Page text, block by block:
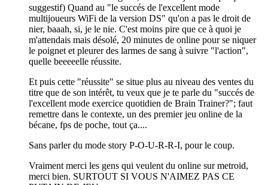
suggestif) Quand au "le succés de l'excellent mode
multijoueurs WiFi de la version DS" qu'on a pas le droit de
nier, baaah, si, je le nie. C'est moins pire que ce à quoi je
m'attendais mais désolé, 20 minutes de online pour se niquer
le poignet et pleurer des larmes de sang à suivre "l'action",
quelle beeeeelle réussite.
Et puis cette "réussite" se situe plus au niveau des ventes du
titre que de son intérêt, tu veux que je te parle du "succés de
l'excellent mode exercice quotidien de Brain Trainer?"; faut
remettre dans le contexte, un des premier jeu online de la
bécane, fps de poche, tout ça....
Sans parler du mode story P-O-U-R-R-I, pour le coup.
Vraiment merci les gens qui veulent du online sur metroid,
merci bien. SURTOUT SI VOUS N'AIMEZ PAS CE